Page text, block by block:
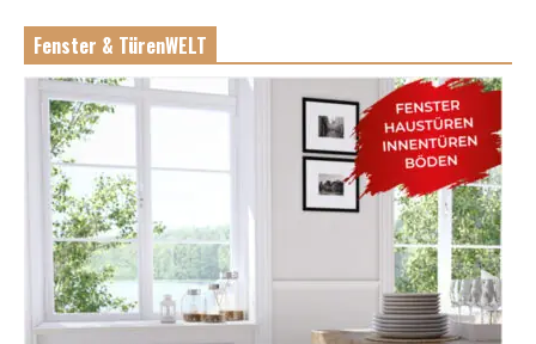
Fenster & TürenWELT